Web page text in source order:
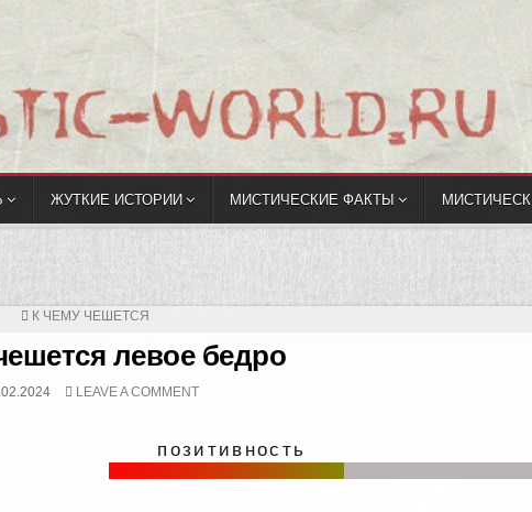
ЖУТКИЕ ИСТОРИИ МИСТИЧЕСКИЕ ФАКТЫ
К ЧЕМУ ЧЕШЕТСЯ
левое бедро
LEAVE A COMMENT
позитивность